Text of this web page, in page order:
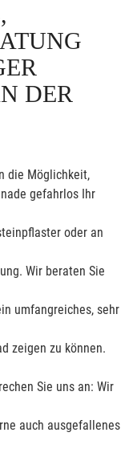
DER
die Möglichkeit,
gefahrlos Ihr
oder an
Wir beraten Sie
umfangreiches, sehr
zeigen zu können.
Sie uns an: Wir
auch ausgefallenes